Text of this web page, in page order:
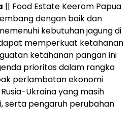
|| Food Estate Keerom Papua
dengan baik dan
kebutuhan jagung di
memperkuat ketahanan
ketahanan pangan ini
prioritas dalam rangka
perlambatan ekonomi
Ukraina yang masih
serta pengaruh perubahan